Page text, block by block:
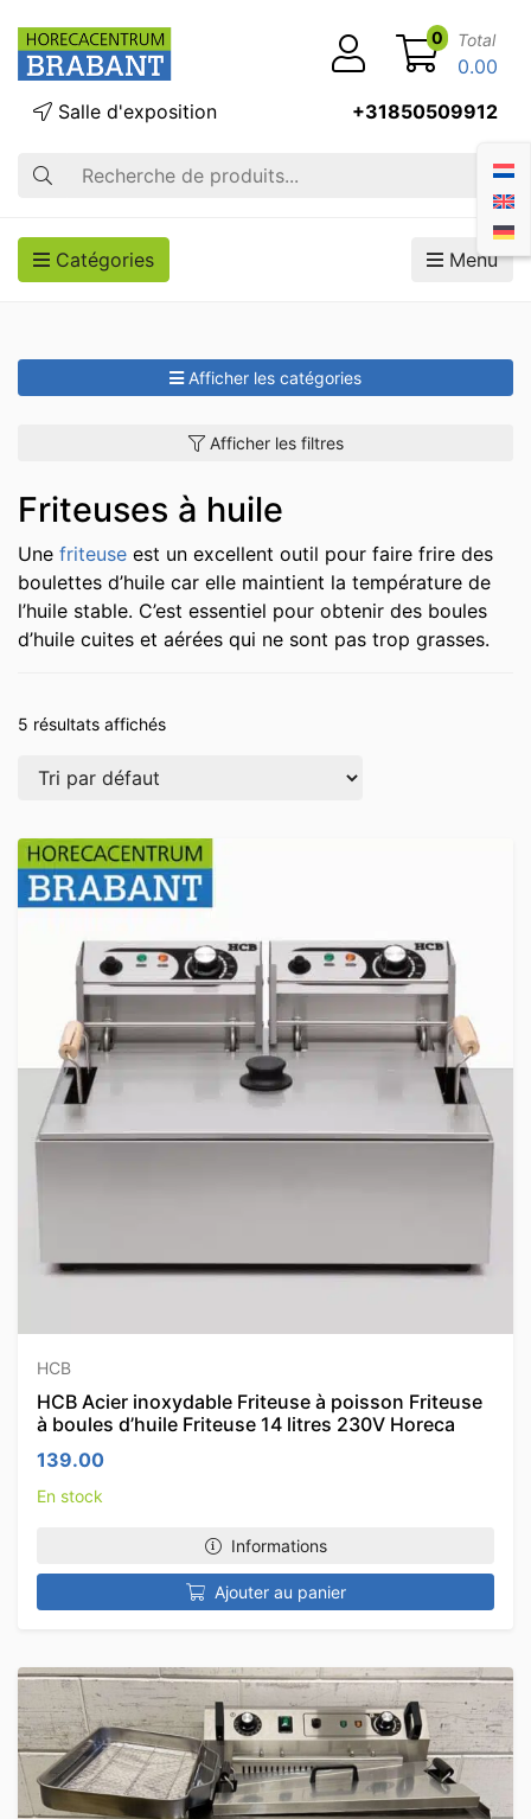
Recherche
Salle d'exposition +31850509912
0 Total
0.00
Catégories Menu
Afficher les catégories
Afficher les filtres
Friteuses à huile
Une friteuse est un excellent outil pour faire frire des
boulettes d’huile car elle maintient la température de
l’huile stable. C’est essentiel pour obtenir des boules
d’huile cuites et aérées qui ne sont pas trop grasses.
5 résultats affichés
HCB
HCB Acier inoxydable Friteuse à poisson Friteuse
à boules d’huile Friteuse 14 litres 230V Horeca
139.00
En stock
Informations
Ajouter au panier